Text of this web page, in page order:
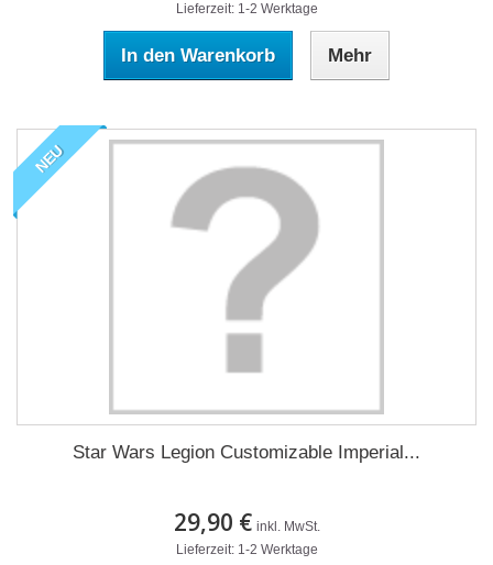
Lieferzeit: 1-2 Werktage
In den Warenkorb Mehr
NEU
Star Wars Legion Customizable Imperial...
29,90 € inkl. MwSt.
Lieferzeit: 1-2 Werktage